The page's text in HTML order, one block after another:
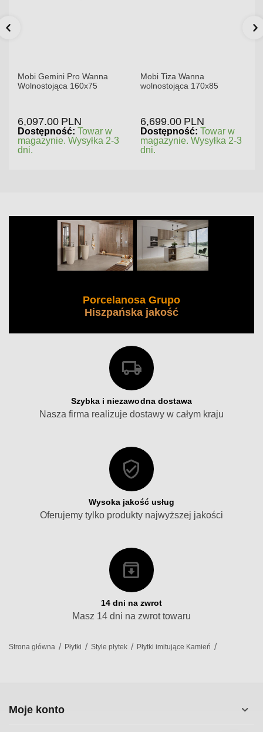
Mobi Gemini Pro Wanna
Wolnostojąca 160x75
6,097.00 PLN
Dostępność: Towar w
magazynie. Wysyłka 2-3
dni.
Mobi Tiza Wanna
wolnostojąca 170x85
6,699.00 PLN
Dostępność: Towar w
magazynie. Wysyłka 2-3
dni.
Porcelanosa Grupo
Hiszpańska jakość
Szybka i niezawodna dostawa
Nasza firma realizuje dostawy w całym kraju
Wysoka jakość usług
Oferujemy tylko produkty najwyższej jakości
14 dni na zwrot
Masz 14 dni na zwrot towaru
Strona główna / Płytki / Style płytek / Płytki imitujące Kamień /
Moje konto